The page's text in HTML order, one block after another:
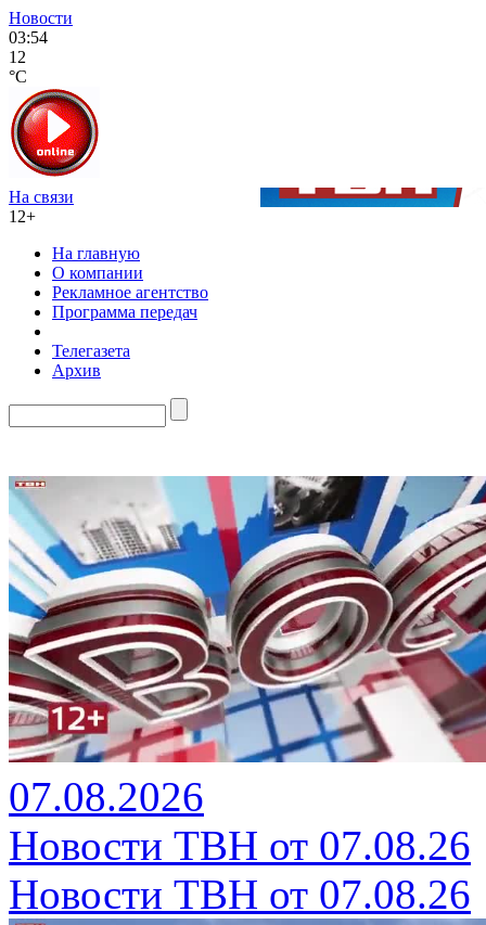
Новости
03:54
12
°C
На связи
12+
На главную
О компании
Рекламное агентство
Программа передач
Телегазета
Архив
07.08.2026
Новости ТВН от 07.08.26
Новости ТВН от 07.08.26